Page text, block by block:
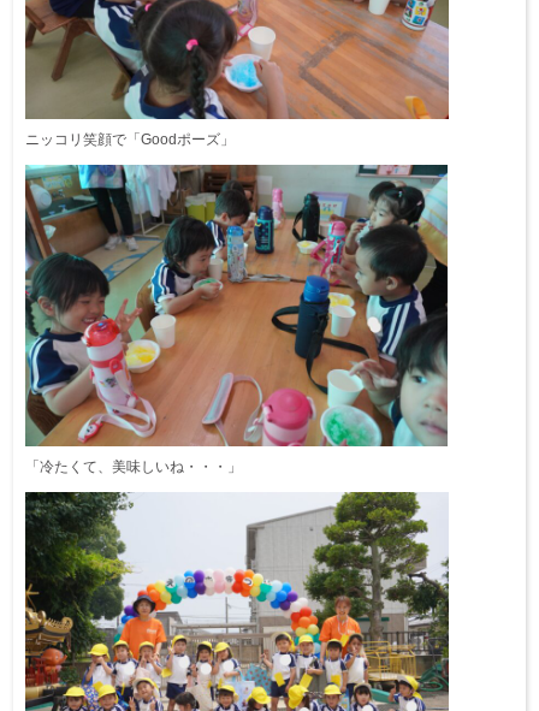
ニッコリ笑顔で「Goodポーズ」
「冷たくて、美味しいね・・・」